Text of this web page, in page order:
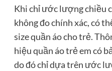
Khi chỉ ước lượng chiều
không đo chính xác, có
size quần áo cho trẻ.
hiệu quần áo trẻ em có
do đó chỉ dựa trên ước